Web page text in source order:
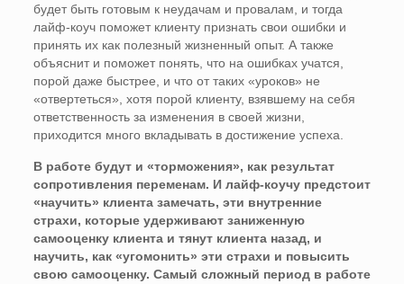
будет быть готовым к неудачам и провалам, и тогда
лайф-коуч поможет клиенту признать свои ошибки и
принять их как полезный жизненный опыт. А также
объяснит и поможет понять, что на ошибках учатся,
порой даже быстрее, и что от таких «уроков» не
«отвертеться», хотя порой клиенту, взявшему на себя
ответственность за изменения в своей жизни,
приходится много вкладывать в достижение успеха.
В работе будут и «торможения», как результат
сопротивления переменам. И лайф-коучу предстоит
«научить» клиента замечать, эти внутренние
страхи, которые удерживают заниженную
самооценку клиента и тянут клиента назад, и
научить, как «угомонить» эти страхи и повысить
свою самооценку. Самый сложный период в работе